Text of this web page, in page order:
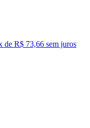
de R$ 73,66 sem juros